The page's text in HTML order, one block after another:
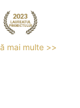
mai multe >>